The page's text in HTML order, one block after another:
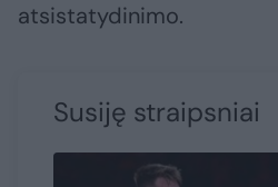
atsistatydinimo.
Susiję straipsniai